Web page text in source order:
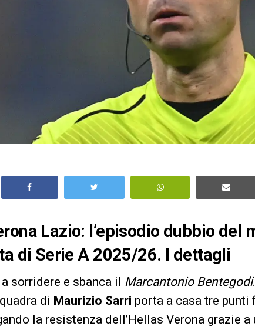
Lazio: l’episodio dubbio del
di Serie A 2025/26. I dettagli
sorridere e sbanca il Marcantonio Bentegodi
di Maurizio Sarri porta a casa tre punti
la resistenza dell’Hellas Verona grazie